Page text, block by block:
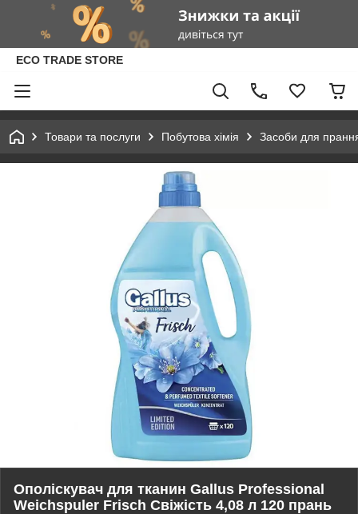
ECO TRADE STORE
Товари та послуги Побутова хімія Засоби для
Ополіскувач для тканин Gallus Professional
Weichspuler Frisch Свіжість 4,08 л 120 прань